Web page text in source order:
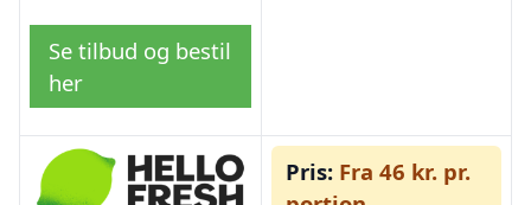
Se tilbud og bestil
her
Pris: Fra 46 kr. pr.